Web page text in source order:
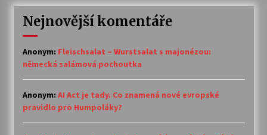
Nejnovější komentáře
Anonym: Fleischsalat – Wurstsalat s majonézou:
německá salámová pochoutka
Anonym: AI Act je tady. Co znamená nové evropské
pravidlo pro Humpoláky?